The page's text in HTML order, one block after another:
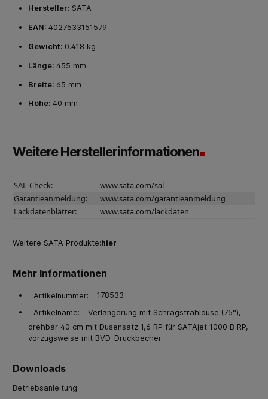
Hersteller: SATA
EAN: 4027533151579
Gewicht: 0.418 kg
Länge: 455 mm
Breite: 65 mm
Höhe: 40 mm
Weitere Herstellerinformationen
SAL-Check:
www.sata.com/sal
Garantieanmeldung:
www.sata.com/garantieanmeldung
Lackdatenblätter:
www.sata.com/lackdaten
Weitere SATA Produkte:hier
Mehr Informationen
Artikelnummer:
178533
Artikelname:
Verlängerung mit Schrägstrahldüse (75°),
drehbar 40 cm mit Düsensatz 1,6 RP für SATAjet 1000 B RP,
vorzugsweise mit BVD-Druckbecher
Downloads
Betriebsanleitung